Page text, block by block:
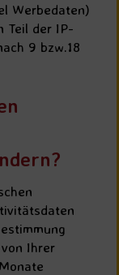
Werbedaten)
Teil der IP-
9 bzw.18
Ihrer